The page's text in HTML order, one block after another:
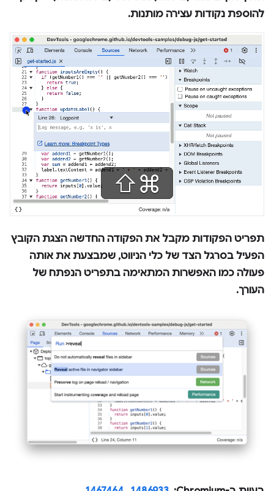
להוספת נקודות עצירה מותנות.
תפריט הפקודות מקבל את הפקודה החדשה הצגת הקובץ
הפעיל בסרגל הצד של כלי הניווט, שמבצעת את אותה
פעולה כמו האפשרות המתאימה בתפריט הנפתח של
העורך.